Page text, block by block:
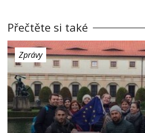
Přečtěte si také
Zprávy